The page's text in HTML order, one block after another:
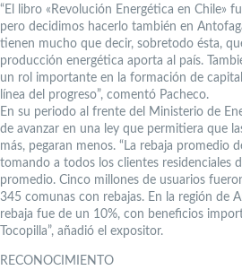
“El libro «Revolución Energética en Chile»
pero decidimos hacerlo también en
tienen mucho que decir, sobretodo ésta,
producción energética aporta al país.
un rol importante en la formación de
línea del progreso”, comentó Pacheco.
En su periodo al frente del Ministerio de
de avanzar en una ley que permitiera que
más, pegaran menos. “La rebaja promedio
tomando a todos los clientes residenciales
promedio. Cinco millones de usuarios
345 comunas con rebajas. En la región de
rebaja fue de un 10%, con beneficios
Tocopilla”, añadió el expositor.
RECONOCIMIENTO